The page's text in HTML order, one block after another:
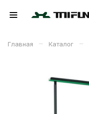
Главная – Каталог –